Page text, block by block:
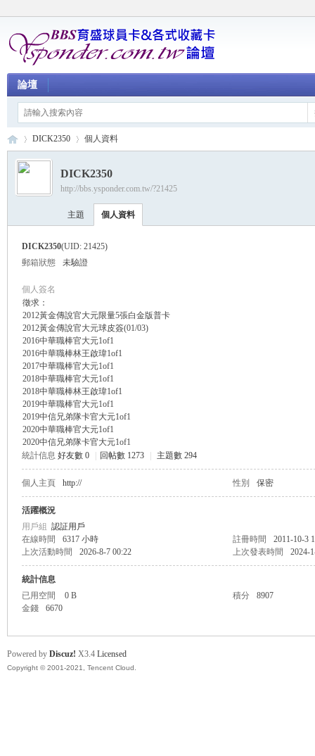
論壇
›
DICK2350 個人資料
DICK2350
http://bbs.ysponder.com.tw/?21425
主題 個人資料
DICK2350(UID: 21425)
郵箱狀態
未驗證
個人簽名
徵求：
2012黃金傳說官大元限量5張白金版普卡
2012黃金傳說官大元球皮簽(01/03)
2016中華職棒官大元1of1
2016中華職棒林王啟瑋1of1
2017中華職棒官大元1of1
2018中華職棒官大元1of1
2018中華職棒林王啟瑋1of1
2019中華職棒官大元1of1
2019中信兄弟隊卡官大元1of1
2020中華職棒官大元1of1
2020中信兄弟隊卡官大元1of1
統計信息 好友數 0 回帖數 1273 主題數 294
個人主頁 http:// 性別 保密
活躍概況
用戶組 認証用戶
在線時間
6317 小時 註冊時間
2011-10-3
上次活動時間
2026-8-7 00:22 上次發表時間 2024-
統計信息
已用空間
0 B 積分
8907
金錢
6670
Powered by Discuz! X3.4 Licensed
Copyright © 2001-2021, Tencent Cloud.